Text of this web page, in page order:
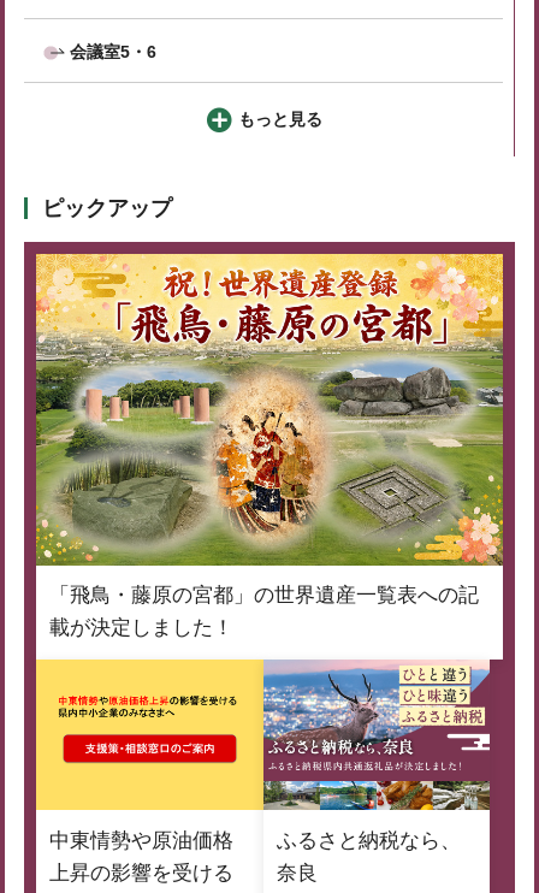
会議室5・6
もっと見る
ピックアップ
「飛鳥・藤原の宮都」の世界遺産一覧表への記
載が決定しました！
中東情勢や原油価格
上昇の影響を受ける
ふるさと納税なら、
奈良